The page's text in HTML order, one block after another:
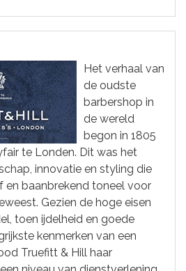
Het verhaal van
de oudste
barbershop in
de wereld
begon in 1805
te Londen. Dit was het
innovatie en styling die
en baanbrekend toneel voor
Gezien de hoge eisen
toen ijdelheid en goede
kenmerken van een
Truefitt & Hill haar